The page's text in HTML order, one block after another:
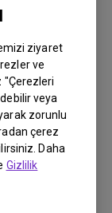
ziyaret
ve
"Çerezleri
veya
zorunlu
çerez
Daha
Gizlilik